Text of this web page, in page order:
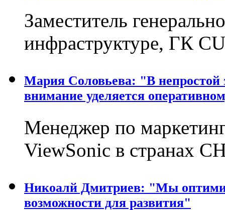
Заместитель
инфраструктуре, ГК
Мария Соловьева: "В непростой
внимание уделяется
Менеджер по
ViewSonic в странах
Никоалй Дмитриев: "Мы
возможности для развития"